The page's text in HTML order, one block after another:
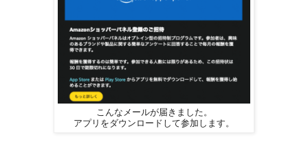
こんなメールが届きました。
アプリをダウンロードして参加します。